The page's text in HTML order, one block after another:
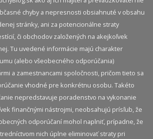
chyby a nepresnosti obsiahnuté v obsahu
stránky, ani za potencionálne straty
či obchodov založených na akejkoľvek
Tu uvedené informácie majú charakter
(alebo všeobecného odporúčania)
a zamestnancami spoločnosti, pričom tieto sa
vhodné pre konkrétnu osobu. Takéto
nepredstavuje poradenstvo na vykonanie
finančnými nástrojmi, neobsahujú prísľub, že
odporúčaní mohol naplniť, prípadne, že
nich úplne eliminovať straty pri